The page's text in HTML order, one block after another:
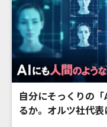
自分にそっくりの
るか。オルツ社代表